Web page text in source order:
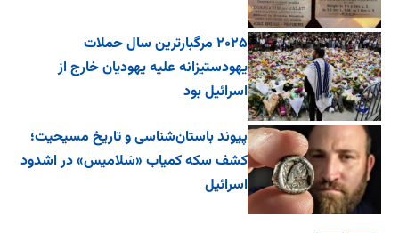
۲۰۲۵ مرگبارترین سال حملات
یهودستیزانه علیه یهودیان خارج از
اسرائیل بود
پیوند باستان‌شناسی و تاریخ مسیحیت؛
کشف سکه کمیاب «سَلامیس» در اشدود
اسرائیل